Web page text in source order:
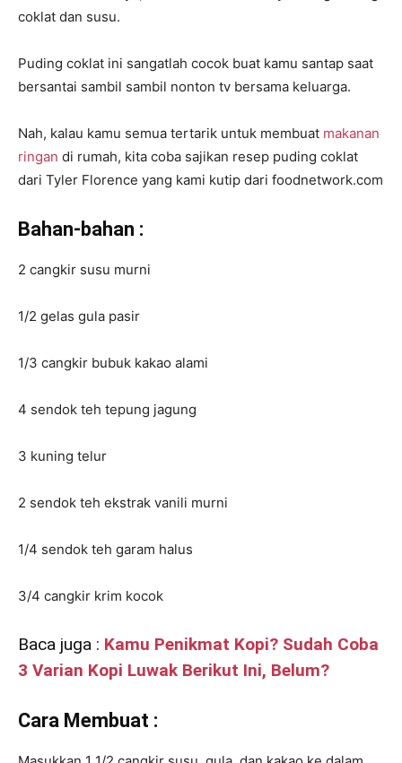
coklat dan susu.
Puding coklat ini sangatlah cocok buat kamu santap saat
bersantai sambil sambil nonton tv bersama keluarga.
Nah, kalau kamu semua tertarik untuk membuat makanan
ringan di rumah, kita coba sajikan resep puding coklat
dari Tyler Florence yang kami kutip dari foodnetwork.com
Bahan-bahan :
2 cangkir susu murni
1/2 gelas gula pasir
1/3 cangkir bubuk kakao alami
4 sendok teh tepung jagung
3 kuning telur
2 sendok teh ekstrak vanili murni
1/4 sendok teh garam halus
3/4 cangkir krim kocok
Baca juga : Kamu Penikmat Kopi? Sudah Coba
3 Varian Kopi Luwak Berikut Ini, Belum?
Cara Membuat :